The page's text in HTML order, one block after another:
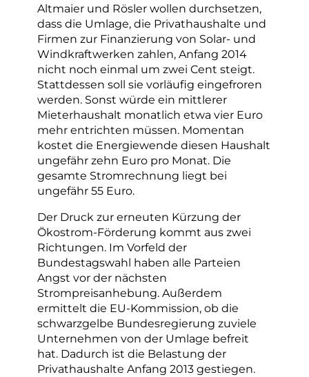
Altmaier und Rösler wollen durchsetzen,
dass die Umlage, die Privathaushalte und
Firmen zur Finanzierung von Solar- und
Windkraftwerken zahlen, Anfang 2014
nicht noch einmal um zwei Cent steigt.
Stattdessen soll sie vorläufig eingefroren
werden. Sonst würde ein mittlerer
Mieterhaushalt monatlich etwa vier Euro
mehr entrichten müssen. Momentan
kostet die Energiewende diesen Haushalt
ungefähr zehn Euro pro Monat. Die
gesamte Stromrechnung liegt bei
ungefähr 55 Euro.
Der Druck zur erneuten Kürzung der
Ökostrom-Förderung kommt aus zwei
Richtungen. Im Vorfeld der
Bundestagswahl haben alle Parteien
Angst vor der nächsten
Strompreisanhebung. Außerdem
ermittelt die EU-Kommission, ob die
schwarzgelbe Bundesregierung zuviele
Unternehmen von der Umlage befreit
hat. Dadurch ist die Belastung der
Privathaushalte Anfang 2013 gestiegen.